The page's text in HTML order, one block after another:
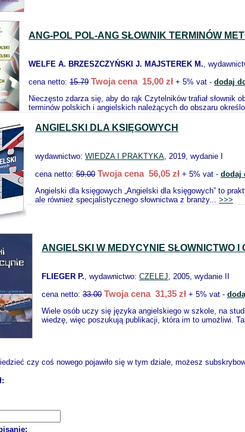
ANG-POL POL-ANG SŁOWNIK TERMINÓW
WELFE A. BRZESZCZYŃSKI J. MAJSTEREK M.,
cena netto: 15.79 Twoja cena 15,00 zł + 5% vat - dodaj
Nieczęsto zdarza się, aby do rąk Czytelników trafiał słownik
terminów polskich i angielskich należących do obszaru
ANGIELSKI DLA KSIĘGOWYCH
wydawnictwo: WIEDZA I PRAKTYKA, 2019, wydanie I
cena netto: 59.00 Twoja cena 56,05 zł + 5% vat - dodaj
Angielski dla księgowych „Angielski dla księgowych” to
ale również specjalistycznego słownictwa z branży... >>>
ANGIELSKI W MEDYCYNIE SŁOWNICTWO I
FLIEGER P., wydawnictwo: CZELEJ, 2005, wydanie II
cena netto: 33.00 Twoja cena 31,35 zł + 5% vat -
Wiele osób uczy się języka angielskiego w szkole, na
wiedzę, więc poszukują publikacji, która im to umożliwi.
czy coś nowego pojawiło się w tym dziale, możesz